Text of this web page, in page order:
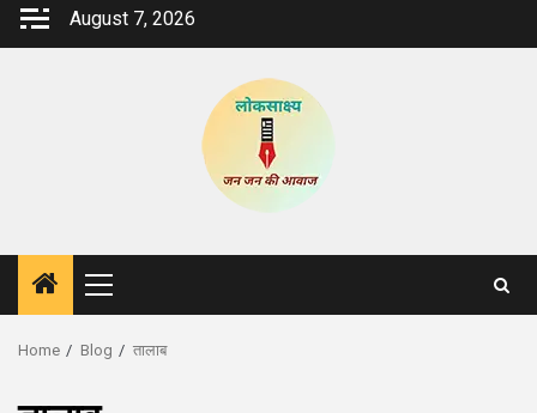
Skip
August 7, 2026
Primary
Menu
Home Blog तालाब